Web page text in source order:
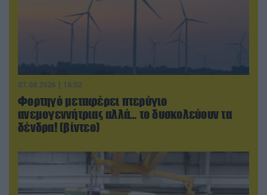
07.08.2026 | 16:02
Φορτηγό μεταφέρει πτερύγιο
ανεμογεννήτριας αλλά… το δυσκολεύουν τα
δένδρα! (βίντεο)